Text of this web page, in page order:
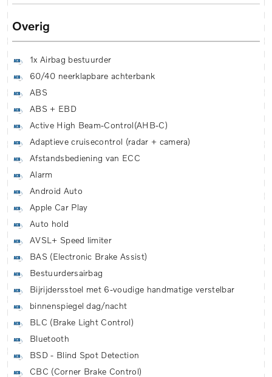
Overig
1x Airbag bestuurder
60/40 neerklapbare achterbank
ABS
ABS + EBD
Active High Beam-Control(AHB-C)
Adaptieve cruisecontrol (radar + camera)
Afstandsbediening van ECC
Alarm
Android Auto
Apple Car Play
Auto hold
AVSL+ Speed limiter
BAS (Electronic Brake Assist)
Bestuurdersairbag
Bijrijdersstoel met 6-voudige handmatige verstelbar
binnenspiegel dag/nacht
BLC (Brake Light Control)
Bluetooth
BSD - Blind Spot Detection
CBC (Corner Brake Control)